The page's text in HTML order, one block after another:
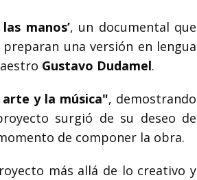
manos’, un documental que
una versión en lengua
Gustavo Dudamel.
y la música", demostrando
surgió de su deseo de
de componer la obra.
más allá de lo creativo y